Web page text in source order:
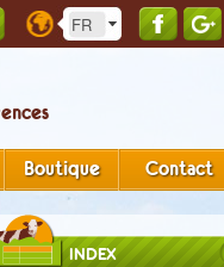
Boutique Contact
INDEX